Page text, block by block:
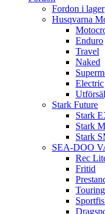
Fordon i lager
Husqvarna
Enduro
Travel
Naked
Electric
Stark Future
Stark
Stark
Stark
SEA-DOO
Rec
Fritid
Touring